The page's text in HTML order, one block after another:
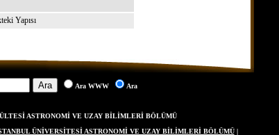
Yapısı
Ara WWW
Ara
ASTRONOMİ VE UZAY BİLİMLERİ BÖLÜMÜ
ÜNİVERSİTESİ ASTRONOMİ VE UZAY BİLİMLERİ BÖLÜMÜ|